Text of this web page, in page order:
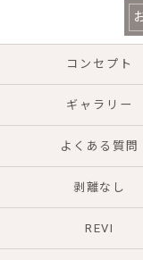
コンセプト
ギャラリー
よくある質問
剥離なし
REVI